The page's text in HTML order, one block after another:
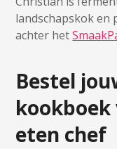
landschapskok en
achter het
Bestel
kookboek
eten chef